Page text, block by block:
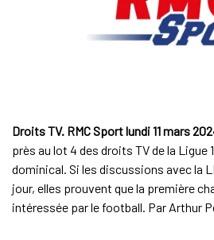
Droits TV. RMC Sport lundi 11 mars
près au lot 4 des droits TV de la Ligue
dominical. Si les discussions avec la
jour, elles prouvent que la première
intéressée par le football. Par Arthur